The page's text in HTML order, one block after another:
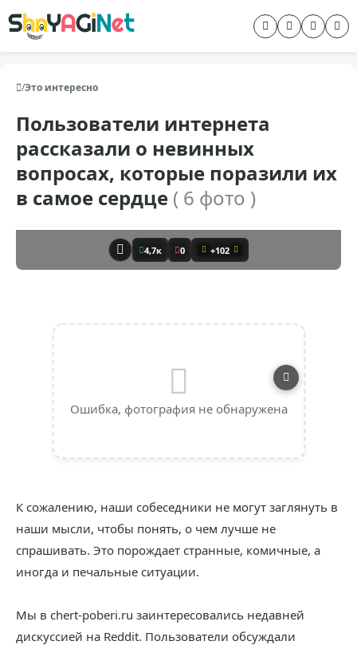
/Это интересно
Пользователи интернета
рассказали о невинных
вопросах, которые поразили их
в самое сердце ( 6 фото )
4,7к 0 +102
Ошибка, фотография не обнаружена
К сожалению, наши собеседники не могут заглянуть в
наши мысли, чтобы понять, о чем лучше не
спрашивать. Это порождает странные, комичные, а
иногда и печальные ситуации.
Мы в chert-poberi.ru заинтересовались недавней
дискуссией на Reddit. Пользователи обсуждали